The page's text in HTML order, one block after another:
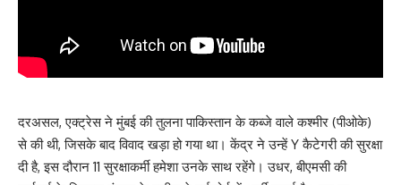
दरअसल, एक्ट्रेस ने मुंबई की तुलना पाकिस्तान के कब्जे वाले कश्मीर (पीओके)
से की थी, जिसके बाद विवाद खड़ा हो गया था। केंद्र ने उन्हें Y कैटेगरी की सुरक्षा
दी है, इस दौरान 11 सुरक्षाकर्मी हमेशा उनके साथ रहेंगे। उधर, बीएमसी की